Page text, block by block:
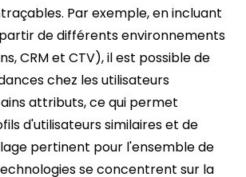
Par exemple, en incluant
de différents environnements
CRM et CTV), il est possible de
chez les utilisateurs
attributs, ce qui permet
d'utilisateurs similaires et de
pertinent pour l'ensemble de
se concentrent sur la